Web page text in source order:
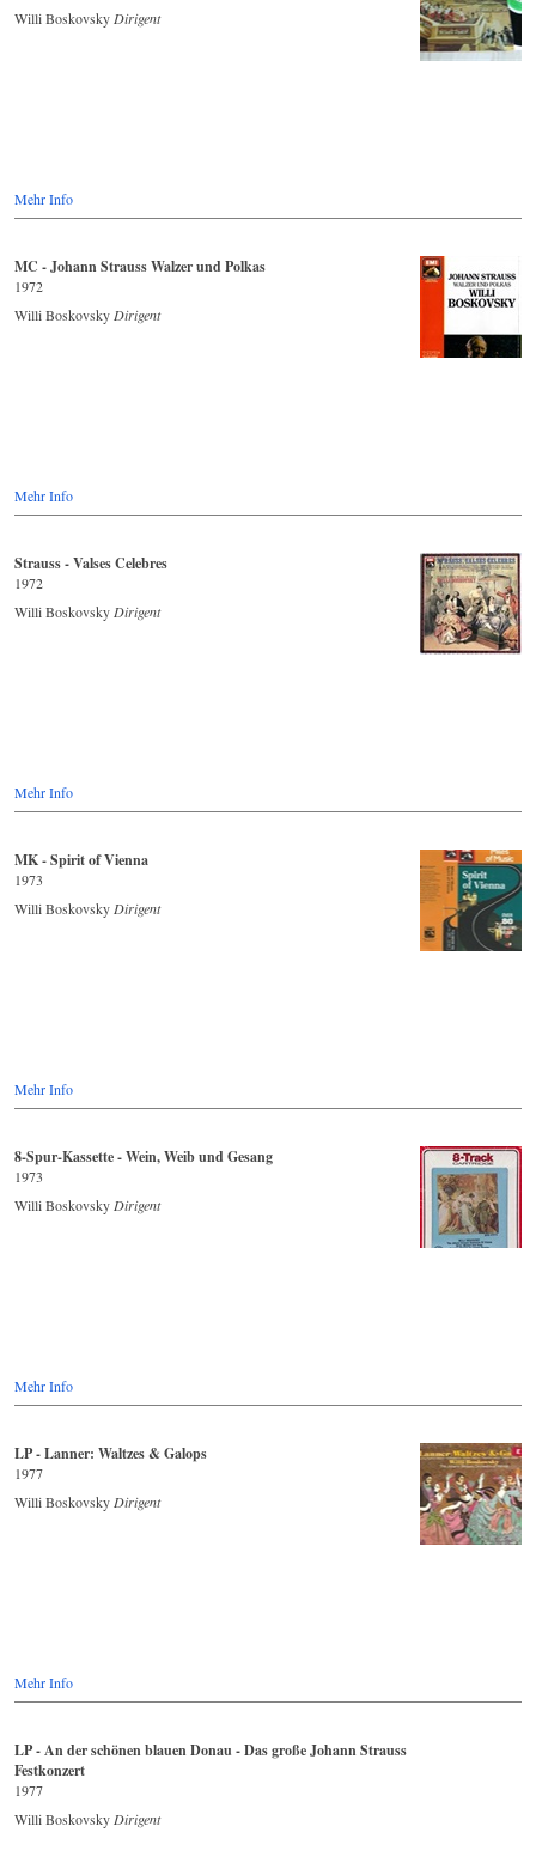
Willi Boskovsky Dirigent
Mehr Info
MC - Johann Strauss Walzer und Polkas
1972
Willi Boskovsky Dirigent
Mehr Info
Strauss - Valses Celebres
1972
Willi Boskovsky Dirigent
Mehr Info
MK - Spirit of Vienna
1973
Willi Boskovsky Dirigent
Mehr Info
8-Spur-Kassette - Wein, Weib und Gesang
1973
Willi Boskovsky Dirigent
Mehr Info
LP - Lanner: Waltzes & Galops
1977
Willi Boskovsky Dirigent
Mehr Info
LP - An der schönen blauen Donau - Das große Johann Strauss
Festkonzert
1977
Willi Boskovsky Dirigent